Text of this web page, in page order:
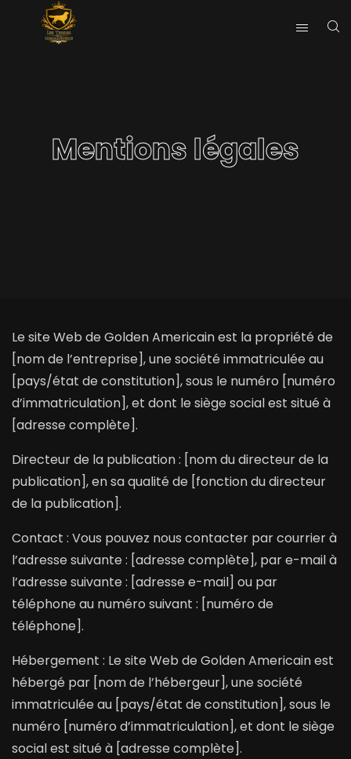
Mentions légales
Le site Web de Golden Americain est la propriété de
[nom de l’entreprise], une société immatriculée au
[pays/état de constitution], sous le numéro [numéro
d’immatriculation], et dont le siège social est situé à
[adresse complète].
Directeur de la publication : [nom du directeur de la
publication], en sa qualité de [fonction du directeur
de la publication].
Contact : Vous pouvez nous contacter par courrier à
l’adresse suivante : [adresse complète], par e-mail à
l’adresse suivante : [adresse e-mail] ou par
téléphone au numéro suivant : [numéro de
téléphone].
Hébergement : Le site Web de Golden Americain est
hébergé par [nom de l’hébergeur], une société
immatriculée au [pays/état de constitution], sous le
numéro [numéro d’immatriculation], et dont le siège
social est situé à [adresse complète].